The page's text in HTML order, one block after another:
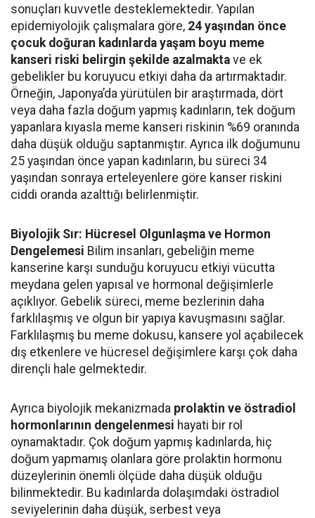
sonuçları kuvvetle desteklemektedir. Yapılan
epidemiyolojik çalışmalara göre, 24 yaşından önce
çocuk doğuran kadınlarda yaşam boyu meme
kanseri riski belirgin şekilde azalmakta ve ek
gebelikler bu koruyucu etkiyi daha da artırmaktadır.
Örneğin, Japonya’da yürütülen bir araştırmada, dört
veya daha fazla doğum yapmış kadınların, tek doğum
yapanlara kıyasla meme kanseri riskinin %69 oranında
daha düşük olduğu saptanmıştır. Ayrıca ilk doğumunu
25 yaşından önce yapan kadınların, bu süreci 34
yaşından sonraya erteleyenlere göre kanser riskini
ciddi oranda azalttığı belirlenmiştir.
Biyolojik Sır: Hücresel Olgunlaşma ve Hormon
Dengelemesi Bilim insanları, gebeliğin meme
kanserine karşı sunduğu koruyucu etkiyi vücutta
meydana gelen yapısal ve hormonal değişimlerle
açıklıyor. Gebelik süreci, meme bezlerinin daha
farklılaşmış ve olgun bir yapıya kavuşmasını sağlar.
Farklılaşmış bu meme dokusu, kansere yol açabilecek
dış etkenlere ve hücresel değişimlere karşı çok daha
dirençli hale gelmektedir.
Ayrıca biyolojik mekanizmada prolaktin ve östradiol
hormonlarının dengelenmesi hayati bir rol
oynamaktadır. Çok doğum yapmış kadınlarda, hiç
doğum yapmamış olanlara göre prolaktin hormonu
düzeylerinin önemli ölçüde daha düşük olduğu
bilinmektedir. Bu kadınlarda dolaşımdaki östradiol
seviyelerinin daha düşük, serbest veya